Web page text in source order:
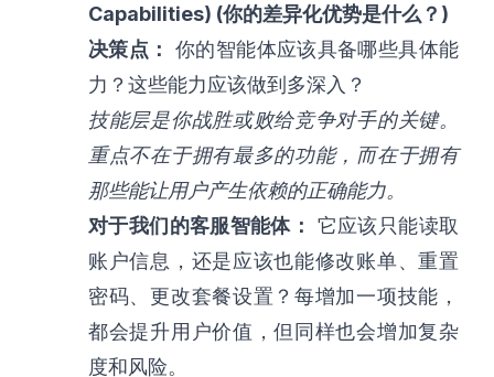
Capabilities) (你的差异化优势是什么？)
决策点：
你的智能体应该具备哪些具体能
力？这些能力应该做到多深入？
技能层是你战胜或败给竞争对手的关键。
重点不在于拥有最多的功能，而在于拥有
那些能让用户产生依赖的正确能力。
对于我们的客服智能体：
它应该只能读取
账户信息，还是应该也能修改账单、重置
密码、更改套餐设置？每增加一项技能，
都会提升用户价值，但同样也会增加复杂
度和风险。